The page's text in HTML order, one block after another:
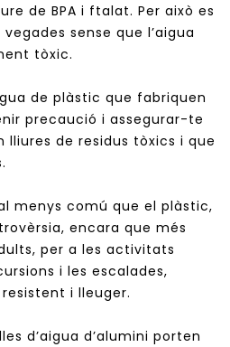
de BPA i ftalat. Per això es
sense que l’aigua
tòxic.
de plàstic que fabriquen
precaució i assegurar-te
lliures de residus tòxics i que
menys comú que el plàstic,
encara que més
per a les activitats
i les escalades,
i lleuger.
d’aigua d’alumini porten